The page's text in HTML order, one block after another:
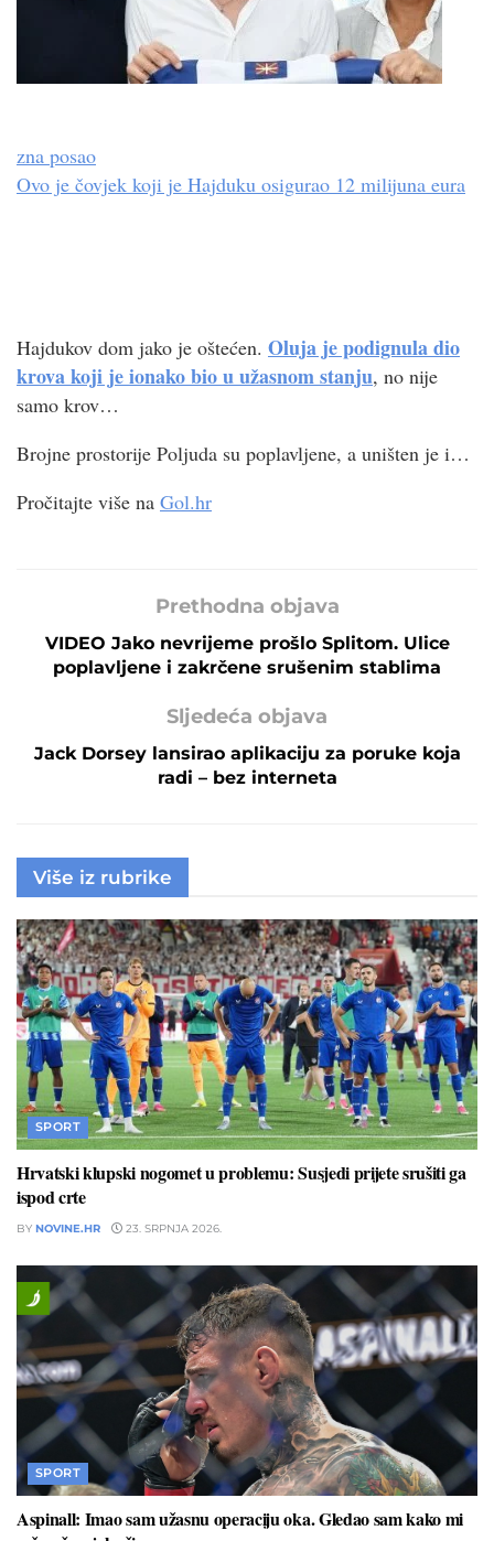
zna posao
Ovo je čovjek koji je Hajduku osigurao 12 milijuna eura
Hajdukov dom jako je oštećen. Oluja je podignula dio
krova koji je ionako bio u užasnom stanju, no nije
samo krov…
Brojne prostorije Poljuda su poplavljene, a uništen je i…
Pročitajte više na Gol.hr
Prethodna objava
VIDEO Jako nevrijeme prošlo Splitom. Ulice
poplavljene i zakrčene srušenim stablima
Sljedeća objava
Jack Dorsey lansirao aplikaciju za poruke koja
radi – bez interneta
Više iz rubrike
SPORT
Hrvatski klupski nogomet u problemu: Susjedi prijete srušiti ga
ispod crte
BY NOVINE.HR 23. SRPNJA 2026.
SPORT
Aspinall: Imao sam užasnu operaciju oka. Gledao sam kako mi